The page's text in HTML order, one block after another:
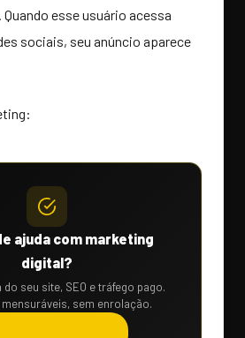
esse usuário acessa
sociais, seu anúncio aparece
ajuda com marketing
digital?
do seu site, SEO e tráfego pago.
sem enrolação.